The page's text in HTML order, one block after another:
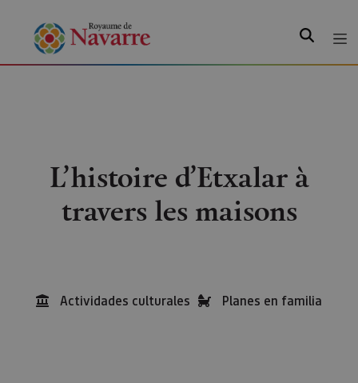
L’histoire d’Etxalar à
travers les maisons
Actividades culturales Planes en familia